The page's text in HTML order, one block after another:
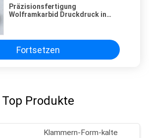
Präzisionsfertigung
Wolframkarbid Druckdruck in
Fortsetzen
Top Produkte
Klammern-Form-kalte